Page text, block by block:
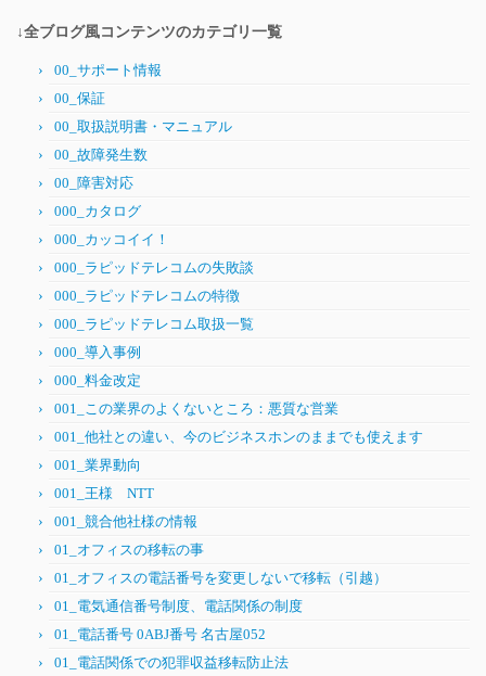
↓全ブログ風コンテンツのカテゴリ一覧
00_サポート情報
00_保証
00_取扱説明書・マニュアル
00_故障発生数
00_障害対応
000_カタログ
000_カッコイイ！
000_ラピッドテレコムの失敗談
000_ラピッドテレコムの特徴
000_ラピッドテレコム取扱一覧
000_導入事例
000_料金改定
001_この業界のよくないところ：悪質な営業
001_他社との違い、今のビジネスホンのままでも使えます
001_業界動向
001_王様 NTT
001_競合他社様の情報
01_オフィスの移転の事
01_オフィスの電話番号を変更しないで移転（引越）
01_電気通信番号制度、電話関係の制度
01_電話番号 0ABJ番号 名古屋052
01_電話関係での犯罪収益移転防止法